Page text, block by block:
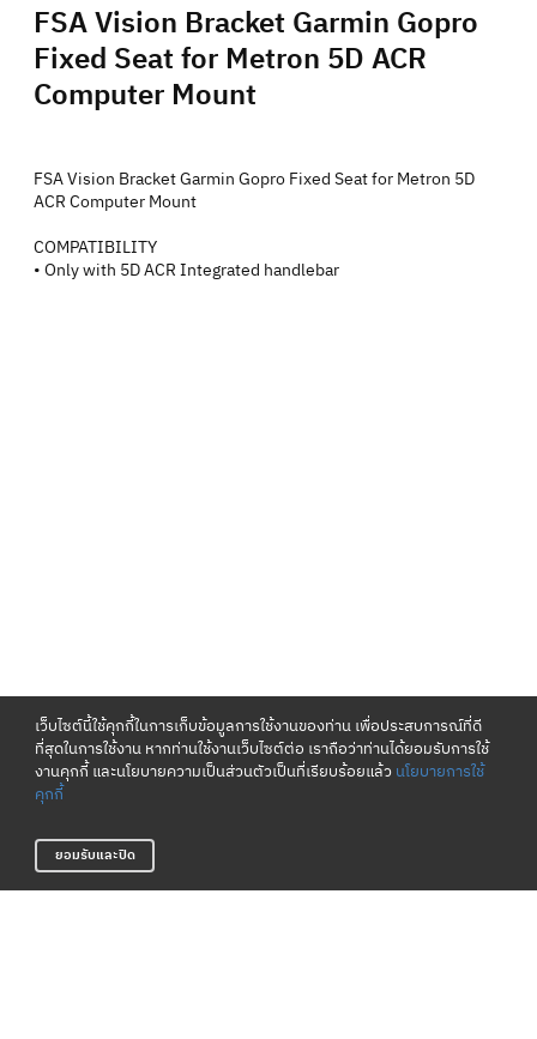
เว็บไซต์นี้ใช้คุกกี้ในการเก็บข้อมูลการใช้งานของท่าน เพื่อประสบการณ์ที่ดี
ที่สุดในการใช้งาน หากท่านใช้งานเว็บไซต์ต่อ เราถือว่าท่านได้ยอมรับการใช้
งานคุกกี้ และนโยบายความเป็นส่วนตัวเป็นที่เรียบร้อยแล้ว นโยบายการใช้
คุกกี้
ยอมรับและปิด
FSA Vision Bracket Garmin Gopro
Fixed Seat for Metron 5D ACR
Computer Mount
FSA Vision Bracket Garmin Gopro Fixed Seat for Metron 5D
ACR Computer Mount
COMPATIBILITY
• Only with 5D ACR Integrated handlebar